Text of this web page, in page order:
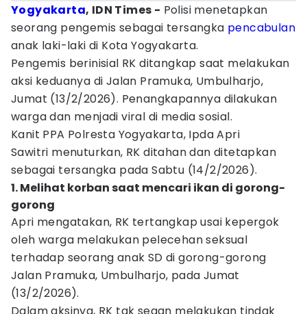
Yogyakarta, IDN Times - Polisi menetapkan
seorang pengemis sebagai tersangka pencabulan
anak laki-laki di Kota Yogyakarta.
Pengemis berinisial RK ditangkap saat melakukan
aksi keduanya di Jalan Pramuka, Umbulharjo,
Jumat (13/2/2026). Penangkapannya dilakukan
warga dan menjadi viral di media sosial.
Kanit PPA Polresta Yogyakarta, Ipda Apri
Sawitri menuturkan, RK ditahan dan ditetapkan
sebagai tersangka pada Sabtu (14/2/2026).
1. Melihat korban saat mencari ikan di gorong-
gorong
Apri mengatakan, RK tertangkap usai kepergok
oleh warga melakukan pelecehan seksual
terhadap seorang anak SD di gorong-gorong
Jalan Pramuka, Umbulharjo, pada Jumat
(13/2/2026).